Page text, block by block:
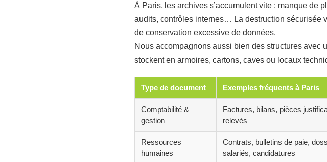
À Paris, les archives s’accumulent vite : manque de
audits, contrôles internes… La destruction sécurisée
de conservation excessive de données.
Nous accompagnons aussi bien des structures avec
stockent en armoires, cartons, caves ou locaux
Type de document Exemples fréquents à Paris
Comptabilité &
gestion
Factures, bilans, pièces
relevés
Ressources
humaines
Contrats, bulletins de paie,
salariés, candidatures